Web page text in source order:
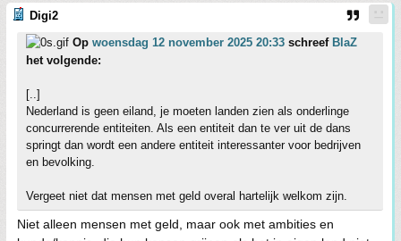
Digi2
Op woensdag 12 november 2025 20:33 schreef BlaZ
het volgende:
[..]
Nederland is geen eiland, je moeten landen zien als onderlinge
concurrerende entiteiten. Als een entiteit dan te ver uit de dans
springt dan wordt een andere entiteit interessanter voor bedrijven
en bevolking.
Vergeet niet dat mensen met geld overal hartelijk welkom zijn.
Niet alleen mensen met geld, maar ook met ambities en